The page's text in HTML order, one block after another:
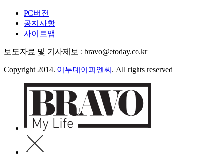
PC버전
공지사항
사이트맵
보도자료 및 기사제보 : bravo@etoday.co.kr
Copyright 2014. 이투데이피엔씨 . All rights reserved